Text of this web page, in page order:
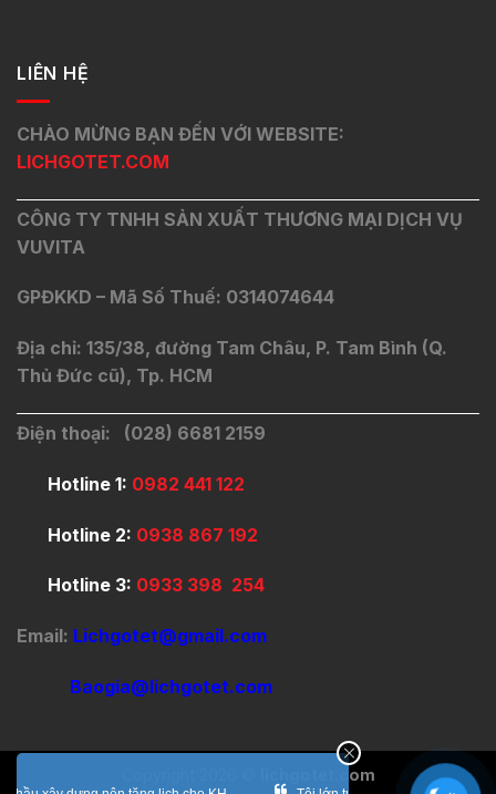
LIÊN HỆ
CHÀO MỪNG BẠN ĐẾN VỚI WEBSITE:
LICHGOTET.COM
CÔNG TY TNHH SẢN XUẤT THƯƠNG MẠI DỊCH VỤ
VUVITA
GPĐKKD – Mã Số Thuế: 0314074644
Địa chỉ: 135/38, đường Tam Châu, P. Tam Bình (Q.
Thủ Đức cũ), Tp. HCM
Điện thoại: (028) 6681 2159
Hotline 1: 0982 441 122
Hotline 2: 0938 867 192
Hotline 3: 0933 398 254
Email: Lichgotet@gmail.com
Baogia@lichgotet.com
lichgotet.com